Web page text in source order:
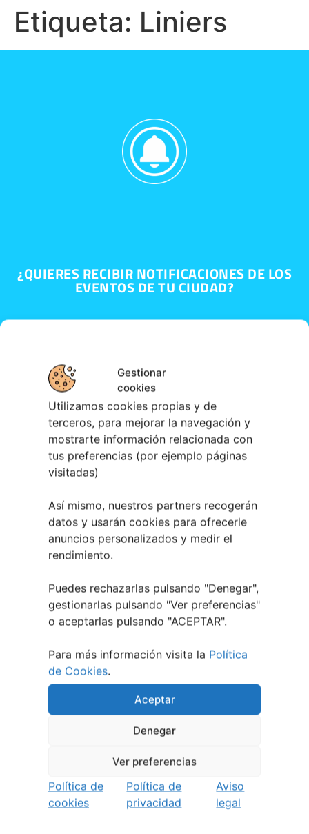
Gestionar
cookies
Utilizamos cookies propias y de
terceros, para mejorar la navegación y
mostrarte información relacionada con
tus preferencias (por ejemplo páginas
visitadas)
Así mismo, nuestros partners recogerán
datos y usarán cookies para ofrecerle
anuncios personalizados y medir el
rendimiento.
Puedes rechazarlas pulsando "Denegar",
gestionarlas pulsando "Ver preferencias"
o aceptarlas pulsando "ACEPTAR".
Para más información visita la Política
de Cookies.
Aceptar
Denegar
Ver preferencias
Política de
cookies
Política de
privacidad
Aviso
legal
Etiqueta: Liniers
¿QUIERES RECIBIR NOTIFICACIONES DE LOS
EVENTOS DE TU CIUDAD?
Te lo explicamos
¡HAZ QUE TU NEGOCIO SE VEA!
MÁS VISIBILIDAD > MÁS CLIENTES >
MÁS NEGOCIO
· Contrata 1 mes y te regalamos otro
👉 Llámanos hoy y reserva tu espacio
direccion@contacto.ocioplan.com